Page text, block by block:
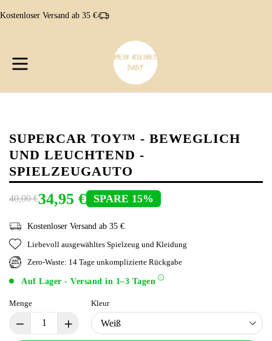
zum
Kostenloser Versand ab 35 €
erweitern/zusammenklappen
SUPERCAR TOY™ - BEWEGLICH
UND LEUCHTEND -
SPIELZEUGAUTO
40,00 €34,95 € SPARE 15%
Kostenloser Versand ab 35 €
Liebevoll ausgewähltes Spielzeug und Kleidung
Zero-Waste: 14 Tage unkomplizierte Rückgabe
Auf Lager - Versand in 1–3 Tagen
Menge Kleur